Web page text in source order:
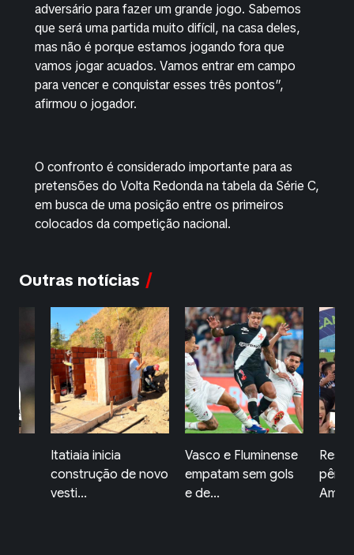
adversário para fazer um grande jogo. Sabemos
que será uma partida muito difícil, na casa deles,
mas não é porque estamos jogando fora que
vamos jogar acuados. Vamos entrar em campo
para vencer e conquistar esses três pontos”,
afirmou o jogador.
O confronto é considerado importante para as
pretensões do Volta Redonda na tabela da Série C,
em busca de uma posição entre os primeiros
colocados da competição nacional.
Outras notícias
de novo
Vasco e Fluminense
empatam sem gols
e de...
Resende perde nos
pênaltis para o
Americ...